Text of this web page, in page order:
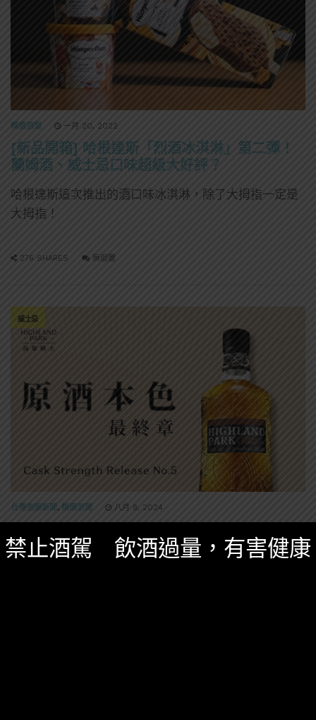
精選酒聞 一月 20, 2022
[新品開箱] 哈根達斯「烈酒冰淇淋」第二彈！
蘭姆酒、威士忌口味超級大好評？
哈根達斯這次推出的酒口味冰淇淋，除了大拇指一定是
大拇指！
276 SHARES 無迴響
威士忌
台灣酒圈新聞 , 精選酒聞 八月 8, 2024
Release No.5重磅上市 限量小批次酒款21
年、30年同步發售
禁止酒駕 飲酒過量，有害健康